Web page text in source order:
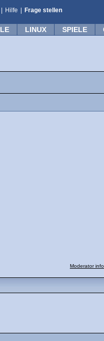
Hilfe Frage stellen
LINUX SPIELE
Moderator